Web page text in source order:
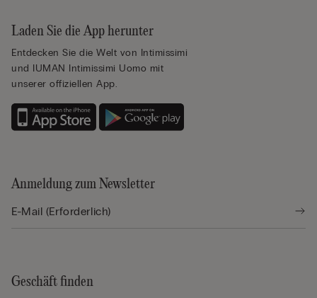
Laden Sie die App herunter
Entdecken Sie die Welt von Intimissimi
und IUMAN Intimissimi Uomo mit
unserer offiziellen App.
Anmeldung zum Newsletter
Geschäft finden